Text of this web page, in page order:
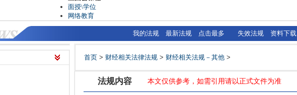
面授\学位
网络教育
我的法规 最新法规 点击最多 失效法规 资料下载
首页 > 财经相关法律法规 > 财经相关法规－其他 >
法规内容 本文仅供参考，如需引用请以正式文件为准